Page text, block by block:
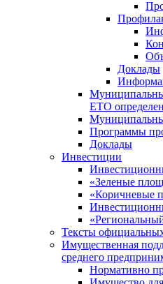
Доклады
ЕТО
Программы
Доклады
Инвестиции
«Зеленые
«Коричневые
Тексты
Имущественная
среднего
Нормативно